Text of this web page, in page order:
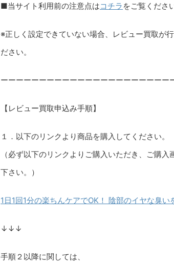
■当サイト利用前の注意点はコチラ をご覧くださ
※正しく設定できていない場合、レビュー買取が
ださい。
ーーーーーーーーーーーーーーーーーーーーーー
【レビュー買取申込み手順】
１．以下のリンクより商品を購入してください。
（必ず以下のリンクよりご購入いただき、ご購入
下さい。）
1日1回1分の楽ちんケアでOK！ 陰部のイヤな臭い
↓↓↓
手順２以降に関しては、